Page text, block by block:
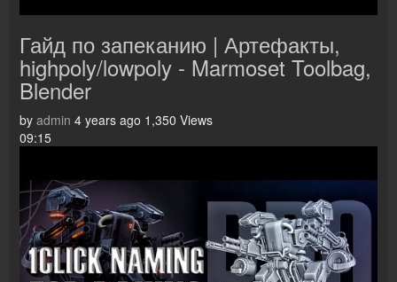
Гайд по запеканию | Артефакты,
highpoly/lowpoly - Marmoset Toolbag,
Blender
by admin 4 years ago 1,350 Views
09:15